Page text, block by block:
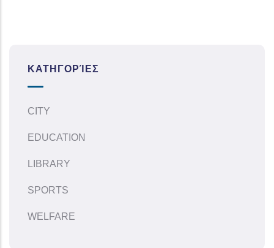
ΚΑΤΗΓΟΡΊΕΣ
CITY
EDUCATION
LIBRARY
SPORTS
WELFARE